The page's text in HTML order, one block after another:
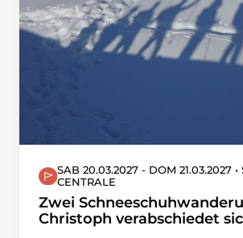
SAB 20.03.2027 - DOM 21.03.2027 •
CENTRALE
Zwei
Christoph verabschiedet